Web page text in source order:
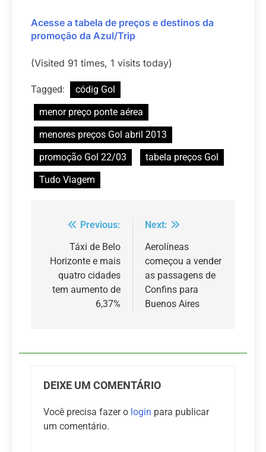
Acesse a tabela de preços e destinos da
promoção da Azul/Trip
(Visited 91 times, 1 visits today)
Tagged:
códig Gol
menor preço ponte aérea
menores preços Gol abril 2013
promoção Gol 22/03
tabela preços Gol
Tudo Viagem
Navegação
Post
Previous:
Táxi de Belo
Horizonte e mais
quatro cidades
tem aumento de
6,37%
Next:
Aerolíneas
começou a vender
as passagens de
Confins para
Buenos Aires
DEIXE UM COMENTÁRIO
Você precisa fazer o login para publicar
um comentário.